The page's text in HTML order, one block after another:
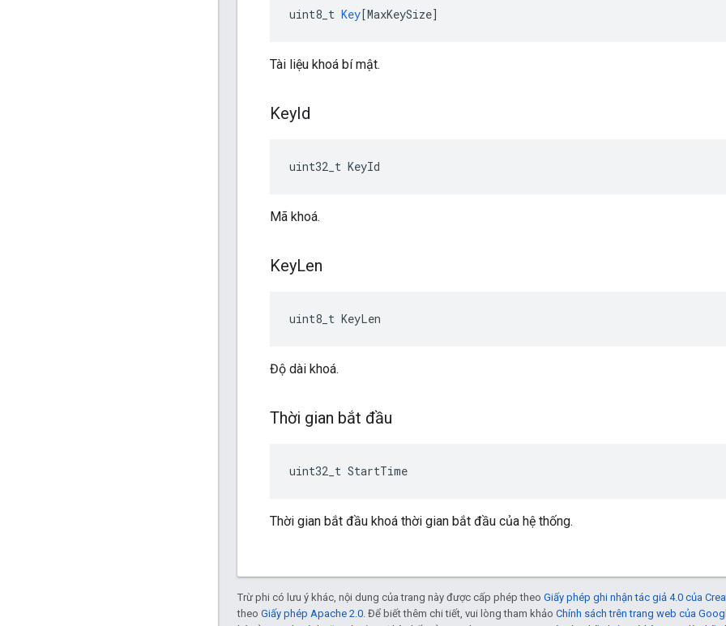
uint8_t Key[MaxKeySize]
Tài liệu khoá bí mật.
KeyId
uint32_t KeyId
Mã khoá.
KeyLen
uint8_t KeyLen
Độ dài khoá.
Thời gian bắt đầu
uint32_t StartTime
Thời gian bắt đầu khoá thời gian bắt đầu của hệ thống.
Trừ phi có lưu ý khác, nội dung của trang này được cấp phép theo Giấy phép ghi nhận tác giả 4.0 của
theo Giấy phép Apache 2.0. Để biết thêm chi tiết, vui lòng tham khảo Chính sách trên trang web của